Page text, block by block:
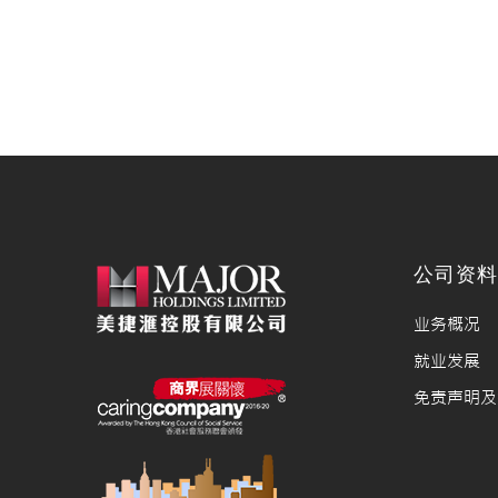
公司资料
业务概况
就业发展
免责声明